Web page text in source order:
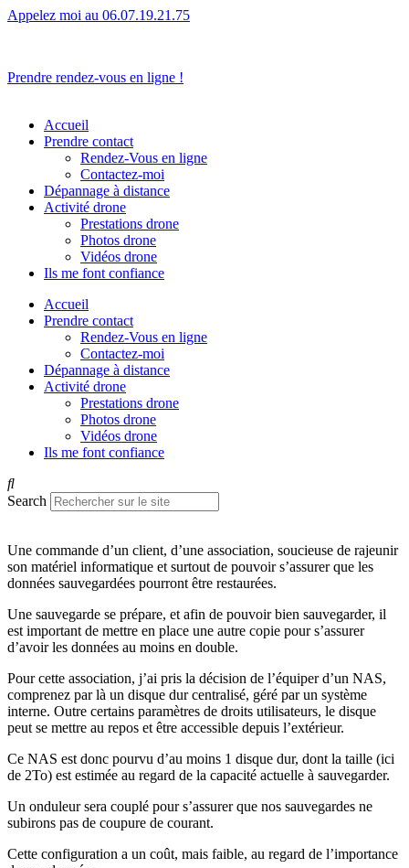
Appelez moi au 06.07.19.21.75
Prendre rendez-vous en ligne !
Accueil
Prendre contact
Rendez-Vous en ligne
Contactez-moi
Dépannage à distance
Activité drone
Prestations drone
Photos drone
Vidéos drone
Ils me font confiance
Accueil
Prendre contact
Rendez-Vous en ligne
Contactez-moi
Dépannage à distance
Activité drone
Prestations drone
Photos drone
Vidéos drone
Ils me font confiance
Search
Une commande d’un client, d’une association, soucieuse de rajeunir
son matériel informatique et surtout de pouvoir s’assurer que les
données sauvegardées pourront être restaurées.
Une sauvegarde se prépare, et afin de pouvoir bien sauvegarder, il
est important de mettre en place une autre copie pour s’assurer
d’avoir les données au moins en double.
Pour cette association, j’ai pris la décision de l’équiper d’un NAS,
comprenez par là un disque dur centralisé, géré par un système
interne. Outre certains paramètres de droits utilisateurs, le disque
peut se mettre au repos et être accessible depuis l’extérieur.
Ce NAS est donc pourvu d’au moins 1 disque dur, dont la taille (ici
de 2To) est estimée au regard de la capacité actuelle à sauvegarder.
Un onduleur sera couplé pour s’assurer que nos sauvegardes ne
subirons pas de coupure de courant.
Cette configuration a un coût, mais faible, au regard de l’importance